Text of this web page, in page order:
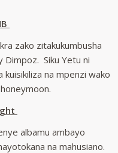
zako zitakukumbusha
Dimpoz. Siku Yetu ni
na mpenzi wako
albamu ambayo
na mahusiano.